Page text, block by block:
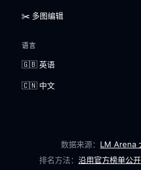
✂️ 多图编辑
语言
🇬🇧 英语
🇨🇳 中文
数据来源： LM Arena
排名方法： 沿用官方榜单公